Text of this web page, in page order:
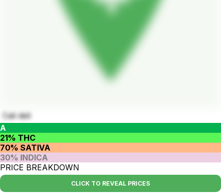
Cali deli
A
21% THC
70% SATIVA
30% INDICA
PRICE BREAKDOWN
CLICK TO REVEAL PRICES